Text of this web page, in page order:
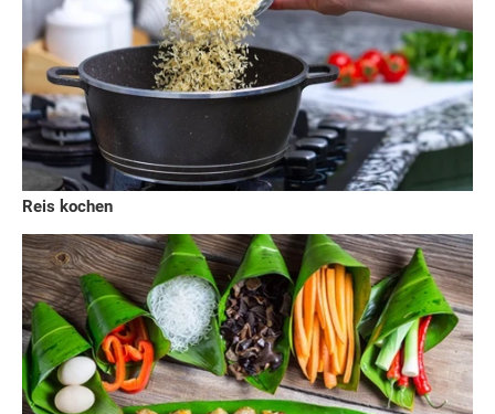
Reis kochen